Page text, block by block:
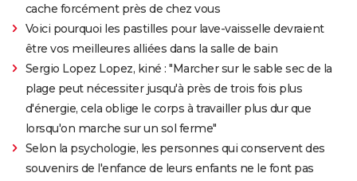
cache forcément près de chez vous
Voici pourquoi les pastilles pour lave-vaisselle devraient
être vos meilleures alliées dans la salle de bain
Sergio Lopez Lopez, kiné : "Marcher sur le sable sec de la
plage peut nécessiter jusqu'à près de trois fois plus
d'énergie, cela oblige le corps à travailler plus dur que
lorsqu'on marche sur un sol ferme"
Selon la psychologie, les personnes qui conservent des
souvenirs de l'enfance de leurs enfants ne le font pas